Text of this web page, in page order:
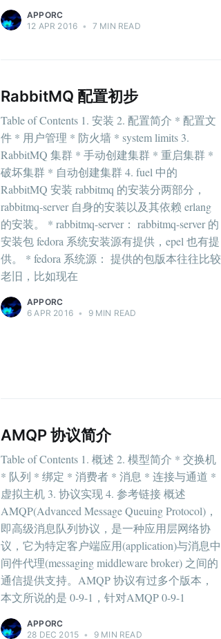
APPORC
12 APR 2016 • 7 MIN READ
RabbitMQ 配置初步
Table of Contents 1. 安装 2. 配置简介 * 配置文
件 * 用户管理 * 防火墙 * system limits 3.
RabbitMQ 集群 * 手动创建集群 * 重启集群 *
破坏集群 * 自动创建集群 4. fuel 中的
RabbitMQ 安装 rabbitmq 的安装分两部分，
rabbitmq-server 自身的安装以及其依赖 erlang
的安装。 * rabbitmq-server： rabbitmq-server 的
安装包 fedora 系统安装源有提供，epel 也有提
供。 * fedora 系统源： 提供的包版本往往比较
老旧，比如现在
APPORC
6 APR 2016 • 9 MIN READ
AMQP 协议简介
Table of Contents 1. 概述 2. 模型简介 * 交换机
* 队列 * 绑定 * 消费者 * 消息 * 连接与通道 *
虚拟主机 3. 协议实现 4. 参考链接 概述
AMQP(Advanced Message Queuing Protocol)，
即高级消息队列协议，是一种应用层网络协
议，它为特定客户端应用(application)与消息中
间件代理(messaging middleware broker) 之间的
通信提供支持。AMQP 协议有过多个版本，
本文所说的是 0-9-1，针对AMQP 0-9-1
APPORC
28 DEC 2015 • 9 MIN READ